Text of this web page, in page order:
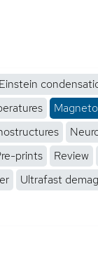
prints Review
Ultrafast